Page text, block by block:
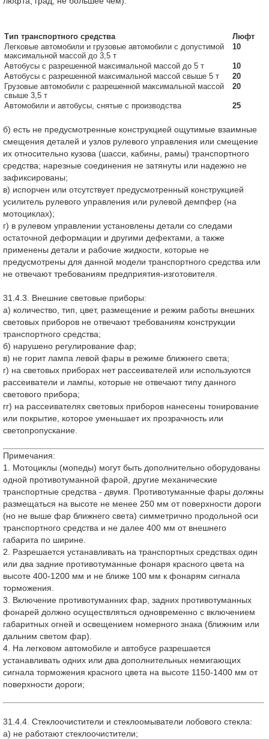
Тип транспортного средства
Люфт
Легковые автомобили и грузовые автомобили с допустимой
максимальной массой до 3,5 т
10
Автобусы с разрешенной максимальной массой до 5 т
10
Автобусы с разрешенной максимальной массой свыше 5 т
20
Грузовые автомобили с разрешенной максимальной массой
свыше 3,5 т
20
Автомобили и автобусы, снятые с производства 25
б) есть не предусмотренные конструкцией ощутимые взаимные
смещения деталей и узлов рулевого управления или смещение
их относительно кузова (шасси, кабины, рамы) транспортного
средства; нарезные соединения не затянуты или надежно не
зафиксированы;
в) испорчен или отсутствует предусмотренный конструкцией
усилитель рулевого управления или рулевой демпфер (на
мотоциклах);
г) в рулевом управлении установлены детали со следами
остаточной деформации и другими дефектами, а также
применены детали и рабочие жидкости, которые не
предусмотрены для данной модели транспортного средства или
не отвечают требованиям предприятия-изготовителя.
31.4.3. Внешние световые приборы:
а) количество, тип, цвет, размещение и режим работы внешних
световых приборов не отвечают требованиям конструкции
транспортного средства;
б) нарушено регулирование фар;
в) не горит лампа левой фары в режиме ближнего света;
г) на световых приборах нет рассеивателей или используются
рассеиватели и лампы, которые не отвечают типу данного
светового прибора;
гг) на рассеивателях световых приборов нанесены тонирование
или покрытие, которое уменьшает их прозрачность или
светопропускание.
Примечания:
1. Мотоциклы (мопеды) могут быть дополнительно оборудованы
одной противотуманной фарой, другие механические
транспортные средства - двумя. Противотуманные фары должны
размещаться на высоте не менее 250 мм от поверхности дороги
(но не выше фар ближнего света) симметрично продольной оси
транспортного средства и не далее 400 мм от внешнего
габарита по ширине.
2. Разрешается устанавливать на транспортных средствах один
или два задние противотуманные фонаря красного цвета на
высоте 400-1200 мм и не ближе 100 мм к фонарям сигнала
торможения.
3. Включение противотуманних фар, задних противотуманных
фонарей должно осуществляться одновременно с включением
габаритных огней и освещением номерного знака (ближним или
дальним светом фар).
4. На легковом автомобиле и автобусе разрешается
устанавливать одних или два дополнительных немигающих
сигнала торможения красного цвета на высоте 1150-1400 мм от
поверхности дороги;
31.4.4. Стеклоочистители и стеклоомыватели лобового стекла:
а) не работают стеклоочистители;